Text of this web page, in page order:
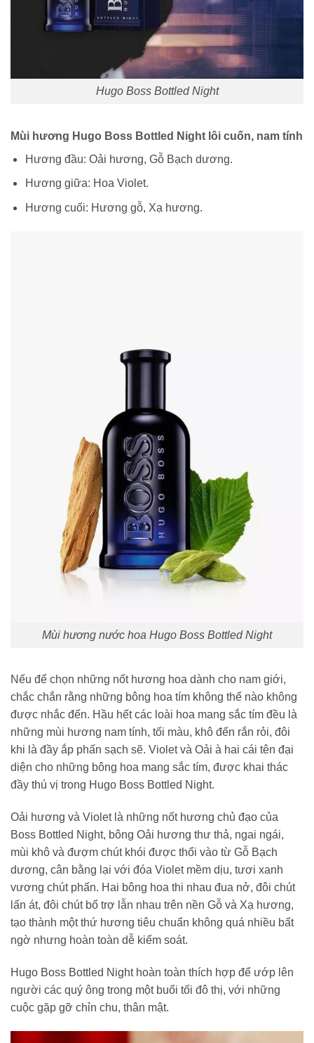
Hugo Boss Bottled Night
Mùi hương Hugo Boss Bottled Night lôi cuốn, nam tính
Hương đầu: Oải hương, Gỗ Bạch dương.
Hương giữa: Hoa Violet.
Hương cuối: Hương gỗ, Xạ hương.
Mùi hương nước hoa Hugo Boss Bottled Night
Nếu để chọn những nốt hương hoa dành cho nam giới,
chắc chắn rằng những bông hoa tím không thể nào không
được nhắc đến. Hầu hết các loài hoa mang sắc tím đều là
những mùi hương nam tính, tối màu, khô đến rắn rỏi, đôi
khi là đầy ắp phấn sạch sẽ. Violet và Oải à hai cái tên đại
diện cho những bông hoa mang sắc tím, được khai thác
đầy thú vị trong Hugo Boss Bottled Night.
Oải hương và Violet là những nốt hương chủ đạo của
Boss Bottled Night, bông Oải hương thư thả, ngai ngái,
mùi khô và đượm chút khói được thổi vào từ Gỗ Bạch
dương, cân bằng lại với đóa Violet mềm dịu, tươi xanh
vương chút phấn. Hai bông hoa thi nhau đua nở, đôi chút
lấn át, đôi chút bổ trợ lẫn nhau trên nền Gỗ và Xạ hương,
tạo thành một thứ hương tiêu chuẩn không quá nhiều bất
ngờ nhưng hoàn toàn dễ kiểm soát.
Hugo Boss Bottled Night hoàn toàn thích hợp để ướp lên
người các quý ông trong một buổi tối đô thị, với những
cuộc gặp gỡ chỉn chu, thân mật.